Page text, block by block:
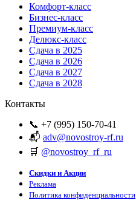
Комфорт-класс
Бизнес-класс
Премиум-класс
Делюкс-класс
Сдача в 2025
Сдача в 2026
Сдача в 2027
Сдача в 2028
Контакты
📞 +7 (995) 150-70-41
📬 adv@novostroy-rf.ru
🛒 @novostroy_rf_ru
Скидки и Акции
Реклама
Политика конфиденциальности